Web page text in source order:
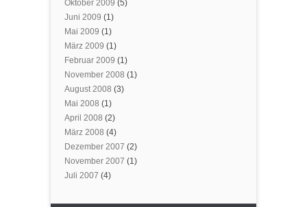
Oktober 2009 (5)
Juni 2009 (1)
Mai 2009 (1)
März 2009 (1)
Februar 2009 (1)
November 2008 (1)
August 2008 (3)
Mai 2008 (1)
April 2008 (2)
März 2008 (4)
Dezember 2007 (2)
November 2007 (1)
Juli 2007 (4)